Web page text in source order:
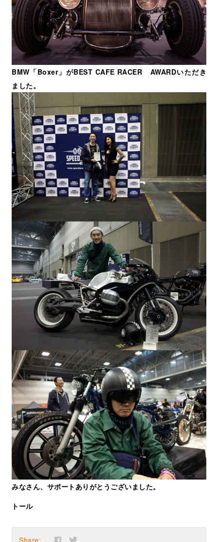
BMW「Boxer」がBEST CAFE RACER AWARDいただき
ました。
みなさん、サポートありがとうございました。
トール
Share: